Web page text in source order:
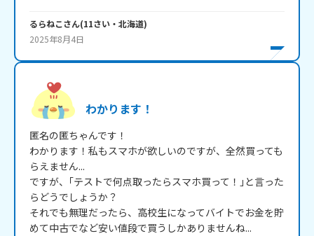
るらねこさん(11さい・ 北海道)
2025年8月4日
わかります！
匿名の匿ちゃんです！
わかります！私もスマホが欲しいのですが、全然買っても
らえません...
ですが、｢テストで何点取ったらスマホ買って！｣と言った
らどうでしょうか？
それでも無理だったら、高校生になってバイトでお金を貯
めて中古でなど安い値段で買うしかありませんね...